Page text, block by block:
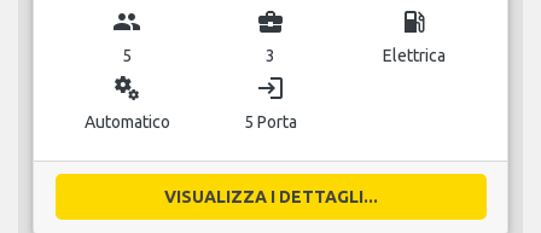
group
5
business_center
3
local_gas_station
Elettrica
miscellaneous_services
Automatico
login
5 Porta
VISUALIZZA I DETTAGLI...